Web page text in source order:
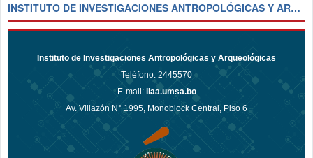
INSTITUTO DE INVESTIGACIONES ANTROPOLÓGICAS Y ARQUEOLÓGICAS
Instituto de Investigaciones Antropológicas y Arqueológicas
Teléfono: 2445570
E-mail: iiaa.umsa.bo
Av. Villazón N° 1995, Monoblock Central, Piso 6